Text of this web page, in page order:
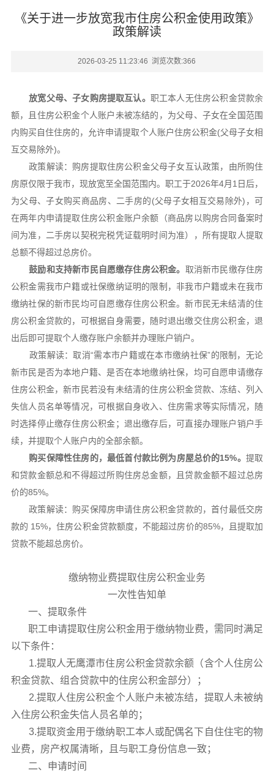
《关于进一步放宽我市住房公积金使用政策》
政策解读
2026-03-25 11:23:46 浏览次数:366
放宽父母、子女购房提取互认。 职工本人无住房公积金贷款余
额，且住房公积金个人账户未被冻结的，为父母、子女在全国范围
内购买自住住房的，允许申请提取个人账户住房公积金(父母子女相
互交易除外)。
政策解读：购房提取住房公积金父母子女互认政策，由所购住
房原仅限于我市，现放宽至全国范围内。职工于2026年4月1日后，
为父母、子女购买商品房、二手房的(父母子女相互交易除外)，可
在两年内申请提取住房公积金账户余额（商品房以购房合同备案时
间为准，二手房以契税完税凭证载明时间为准），所有提取人提取
总额不得超过总房价。
鼓励和支持新市民自愿缴存住房公积金。 取消新市民缴存住房
公积金需我市户籍或社保缴纳证明的限制，非我市户籍或未在我市
缴纳社保的新市民均可自愿缴存住房公积金。新市民无未结清的住
房公积金贷款的，可根据自身需要，随时退出缴交住房公积金，退
出后即可提取个人缴存账户余额并办理账户销户。
政策解读：取消“需本市户籍或在本市缴纳社保”的限制，无论
新市民是否为本地户籍、是否在本地缴纳社保，均可自愿申请缴存
住房公积金，新市民若没有未结清的住房公积金贷款、冻结、列入
失信人员名单等情况，可根据自身收入、住房需求等实际情况，随
时选择停止缴存住房公积金；退出缴存后，可直接办理账户销户手
续，并提取个人账户内的全部余额。
购买保障性住房的，最低首付款比例为房屋总价的15%。 提取
和贷款金额总和不得超过所购住房总金额，且贷款金额不超过总房
价的85%。
政策解读：购买保障房申请住房公积金贷款的，首付最低交房
款的 15%，住房公积金贷款额度，不能超过房价的85%，且提取加
贷款不能超总房价。
缴纳物业费提取住房公积金业务
一次性告知单
一、提取条件
职工申请提取住房公积金用于缴纳物业费，需同时满足
以下条件：
1.提取人无鹰潭市住房公积金贷款余额（含个人住房公
积金贷款、组合贷款中的住房公积金部分）；
2.提取人住房公积金个人账户未被冻结，提取人未被纳
入住房公积金失信人员名单的；
3.提取资金用于缴纳职工本人或配偶名下自住住宅的物
业费，房产权属清晰，且与职工身份信息一致；
二、申请时间